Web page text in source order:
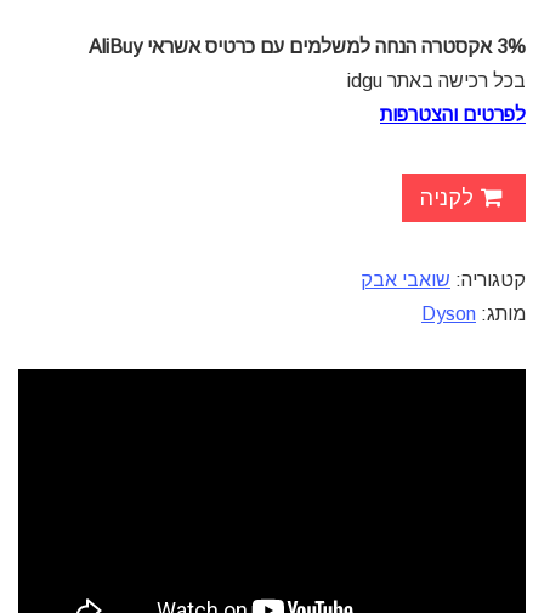
3% אקסטרה הנחה למשלמים עם כרטיס אשראי AliBuy
בכל רכישה באתר idgu
לפרטים והצטרפות
לקניה
קטגוריה: שואבי אבק
מותג: Dyson